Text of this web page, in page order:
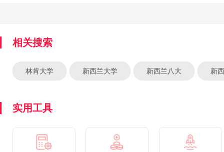
相关搜索
林肯大学 新西兰大学 新西兰八大 新
实用工具